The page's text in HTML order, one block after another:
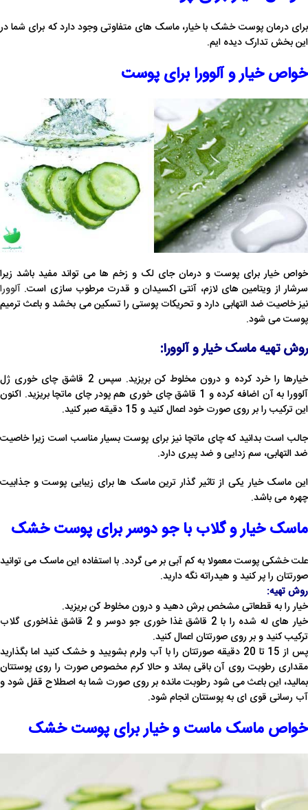
برای درمان پوست خشک با خیار، ماسک های متفاوتی وجود دارد که برای شما در
این بخش تدارک دیده ایم.
خواص خیار و آلوورا برای پوست
خواص خیار برای پوست و درمان جای لک و زخم ها می تواند مفید باشد زیرا
سرشار از ویتامین های لازم، آنتی اکسیدان و قدرت مرطوب سازی است. آلوورا
نیز خاصیت ضد التهابی دارد و تحریکات پوستی را تسکین می بخشد و باعث ترمیم
پوست می شود.
روش تهیه ماسک خیار و آلوورا:
خیارها را خرد کرده و درون مخلوط کن بریزید. سپس 2 قاشق چای خوری ژل
آلوورا به آن اضافه کرده و 1 قاشق چای خوری هم پودر چای ماتچا بریزید. اکنون
این ترکیب را بر روی صورت خود اعمال کنید و 15 دقیقه صبر کنید.
جالب است بدانید که چای ماتچا نیز برای پوست بسیار مناسب است زیرا خاصیت
ضد التهابی، سم زدایی و ضد پیری دارد.
این ماسک خیار یکی از تاثیر گذار ترین ماسک ها برای زیبایی پوست و جذابیت
چهره می باشد.
ماسک خیار و گلاب با جو دوسر برای پوست خشک
علت خشکی پوست معمولا به کم آبی بر می گردد. با استفاده این ماسک می توانید
صورتتان را پر کنید و هیدراته نگه دارید.
روش تهیه:
خیار را به قطعاتی مشخص برش دهید و درون مخلوط کن بریزید.
خیار های له شده را با 2 قاشق غذا خوری جو دوسر و 2 قاشق غذاخوری گلاب
ترکیب کنید و بر روی صورتتان اعمال کنید.
پس از 15 تا 20 دقیقه صورتتان را با آب ولرم بشویید و خشک کنید اما بگذارید
مقداری رطوبت روی آن باقی بماند و حالا کرم مخصوص صورت را روی پوستتان
بمالید، این باعث می شود رطوبت مانده بر روی صورت شما به اصطلاح قفل شود و
آب رسانی قوی ای به پوستتان انجام شود.
خواص ماسک ماست و خیار برای پوست خشک